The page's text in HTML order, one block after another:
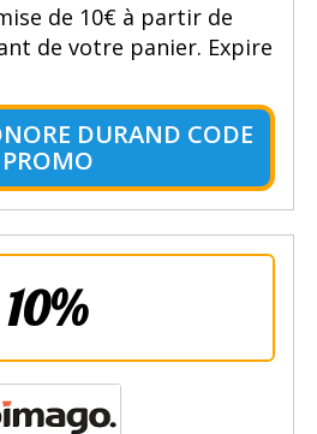
de 10€ à partir de
de votre panier. Expire
DURAND CODE
PROMO
10%